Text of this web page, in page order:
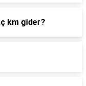
km gider?